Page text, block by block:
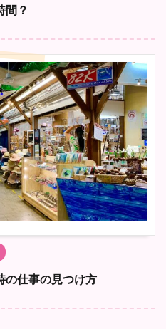
間？
の仕事の見つけ方